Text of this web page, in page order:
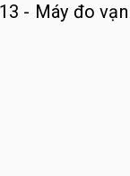
- Máy đo vạn